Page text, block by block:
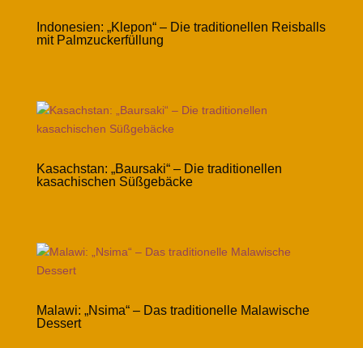
Indonesien: „Klepon“ – Die traditionellen Reisballs
mit Palmzuckerfüllung
Kasachstan: „Baursaki“ – Die traditionellen
kasachischen Süßgebäcke
Malawi: „Nsima“ – Das traditionelle Malawische
Dessert